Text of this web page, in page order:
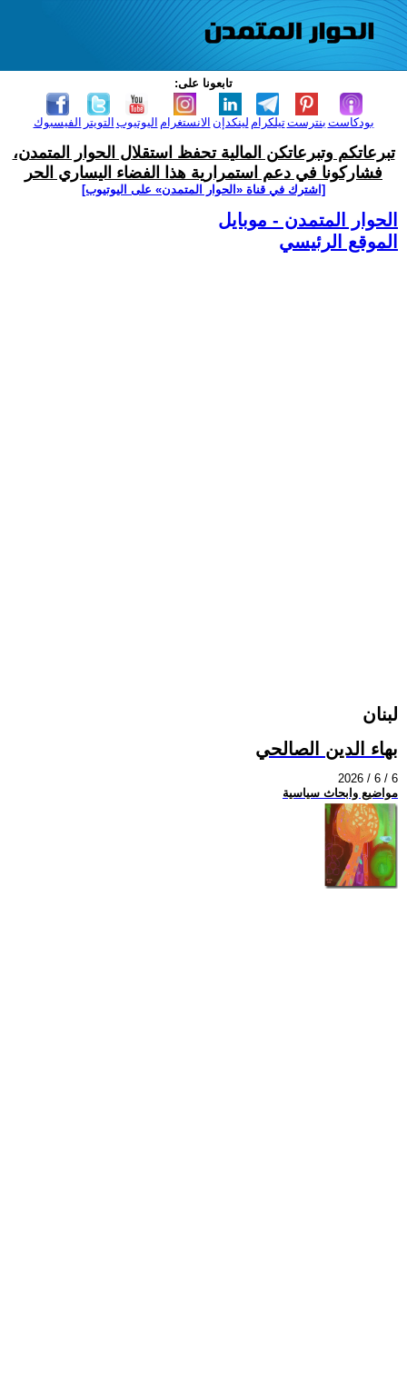
تابعونا على:
الفيسبوك التويتر اليوتيوب الانستغرام لينكدإن تيلكرامبنترست بودكاست
تبرعاتكم وتبرعاتكن المالية تحفظ استقلال الحوار المتمدن،
فشاركونا في دعم استمرارية هذا الفضاء اليساري الحر
[اشترك في قناة ‫«الحوار المتمدن» على اليوتيوب]
الحوار المتمدن - موبايل
الموقع الرئيسي
لبنان
بهاء الدين الصالحي
2026 / 6 / 6
مواضيع وابحاث سياسية